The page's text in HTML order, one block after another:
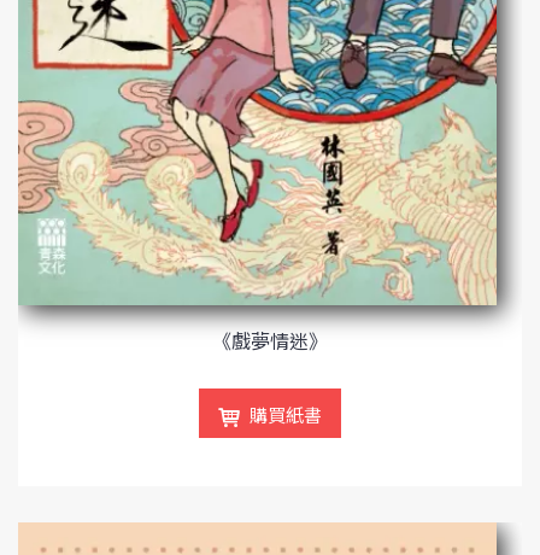
《戲夢情迷》
購買紙書